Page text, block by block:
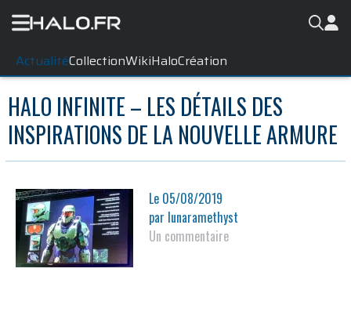
ActualitéCollectionWikiHaloCréation
HALO INFINITE – LES DÉTAILS DES
INSPIRATIONS DE LA NOUVELLE ARMURE
Le 05/08/2019
par lunaramethyst
Un commentaire